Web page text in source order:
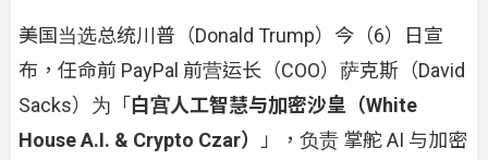
美国当选总统川普（Donald Trump）今（6）日宣
布，任命前 PayPal 前营运长（COO）萨克斯（David
Sacks）为「 白宫人工智慧与加密沙皇（White
House A.I. & Crypto Czar）
」，负责 掌舵 AI 与加密